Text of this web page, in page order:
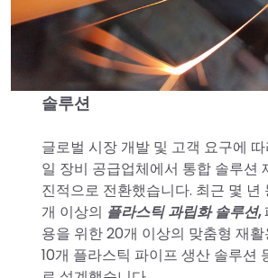
솔루션
글로벌 시장 개발 및 고객 요구에
일 장비 공급업체에서 통합 솔루션
진적으로 전환했습니다. 최근 몇 년
개 이상의 플라스틱 과립화 솔루션,
용을 위한 20개 이상의 맞춤형 재활
10개 플라스틱 파이프 생산 솔루션